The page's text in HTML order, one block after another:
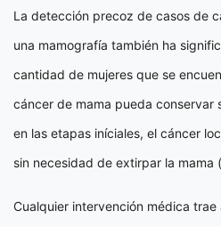
La detección precoz de casos de
una mamografía también ha
cantidad de mujeres que se
cáncer de mama pueda conservar
en las etapas iníciales, el cáncer
sin necesidad de extirpar la mama
Cualquier intervención médica